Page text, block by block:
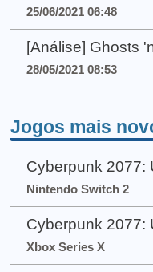
25/06/2021 06:48
[Análise] Ghosts
28/05/2021 08:53
Jogos mais
Cyberpunk 2077:
Nintendo Switch 2
Cyberpunk 2077:
Xbox Series X